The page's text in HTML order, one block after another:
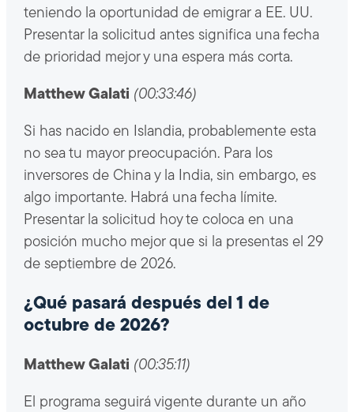
teniendo la oportunidad de emigrar a EE. UU.
Presentar la solicitud antes significa una fecha
de prioridad mejor y una espera más corta.
Matthew Galati (00:33:46)
Si has nacido en Islandia, probablemente esta
no sea tu mayor preocupación. Para los
inversores de China y la India, sin embargo, es
algo importante. Habrá una fecha límite.
Presentar la solicitud hoy te coloca en una
posición mucho mejor que si la presentas el 29
de septiembre de 2026.
¿Qué pasará después del 1 de
octubre de 2026?
Matthew Galati (00:35:11)
El programa seguirá vigente durante un año